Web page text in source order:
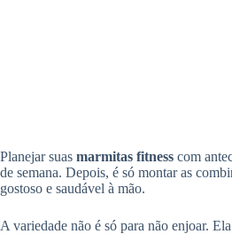
Planejar suas marmitas fitness com
de semana. Depois, é só montar as
gostoso e saudável à mão.
A variedade não é só para não enjoar.